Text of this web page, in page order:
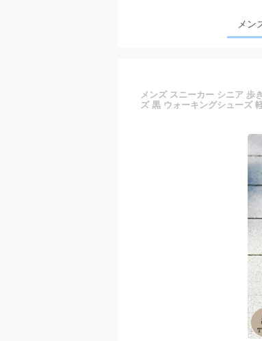
メン
メンズ スニーカー シニア 歩
ズ 黒 ウォーキングシューズ